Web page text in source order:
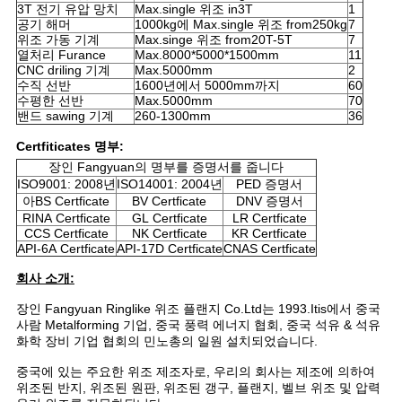
PRIVACY
POLICY
3T 전기 유압 망치
Max.single 위조 in3T
1
공기 해머
1000kg에 Max.single 위조 from250kg7
위조 가동 기계
Max.singe 위조 from20T-5T
7
열처리 Furance
Max.8000*5000*1500mm
11
CNC driling 기계
Max.5000mm
2
수직 선반
1600년에서 5000mm까지
60
수평한 선반
Max.5000mm
70
밴드 sawing 기계
260-1300mm 36
Certfiticates 명부:
장인 Fangyuan의 명부를 증명서를 줍니다
ISO9001: 2008년 ISO14001: 2004년
PED 증명서
아BS Certficate
BV Certficate
DNV 증명서
RINA Certficate
GL Certficate
LR Certficate
CCS Certficate
NK Certficate
KR Certficate
API-6A CertficateAPI-17D CertficateCNAS Certficate
회사 소개:
장인 Fangyuan Ringlike 위조 플랜지 Co.Ltd는 1993.Itis에서 중국
사람 Metalforming 기업, 중국 풍력 에너지 협회, 중국 석유 & 석유
화학 장비 기업 협회의 민노총의 일원 설치되었습니다.
중국에 있는 주요한 위조 제조자로, 우리의 회사는 제조에 의하여
위조된 반지, 위조된 원판, 위조된 갱구, 플랜지, 벨브 위조 및 압력